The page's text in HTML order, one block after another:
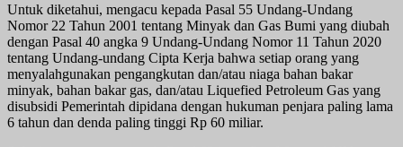
Untuk diketahui, mengacu kepada Pasal 55 Undang-Undang
Nomor 22 Tahun 2001 tentang Minyak dan Gas Bumi yang diubah
dengan Pasal 40 angka 9 Undang-Undang Nomor 11 Tahun 2020
tentang Undang-undang Cipta Kerja bahwa setiap orang yang
menyalahgunakan pengangkutan dan/atau niaga bahan bakar
minyak, bahan bakar gas, dan/atau Liquefied Petroleum Gas yang
disubsidi Pemerintah dipidana dengan hukuman penjara paling lama
6 tahun dan denda paling tinggi Rp 60 miliar.